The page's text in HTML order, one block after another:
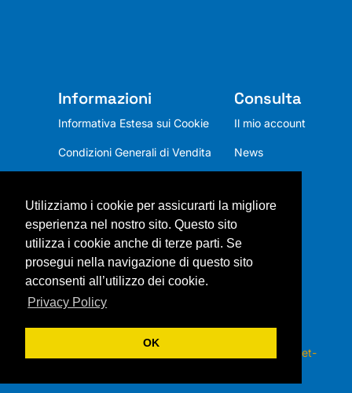
Utilizziamo i cookie per assicurarti la migliore
esperienza nel nostro sito. Questo sito
utilizza i cookie anche di terze parti. Se
prosegui nella navigazione di questo sito
acconsenti all’utilizzo dei cookie.
Privacy Policy
OK
Informazioni
Informativa Estesa sui Cookie
Condizioni Generali di Vendita
Chi siamo
Mission
Contatti
Consulta
Il mio account
News
Net-